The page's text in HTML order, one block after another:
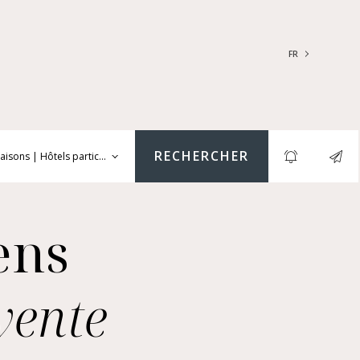
FR
| Hôtels particuliers | Châteaux, Autres (Nue-propriété & viager,
| CHÂTEAUX
(NUE-PROPRIÉTÉ &
RECHERCHER